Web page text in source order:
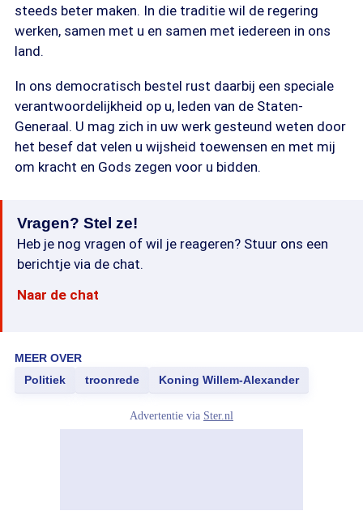
steeds beter maken. In die traditie wil de regering
werken, samen met u en samen met iedereen in ons
land.
In ons democratisch bestel rust daarbij een speciale
verantwoordelijkheid op u, leden van de Staten-
Generaal. U mag zich in uw werk gesteund weten door
het besef dat velen u wijsheid toewensen en met mij
om kracht en Gods zegen voor u bidden.
Vragen? Stel ze!
Heb je nog vragen of wil je reageren? Stuur ons een
berichtje via de chat.
Naar de chat
MEER OVER
Politiek
troonrede Koning Willem-Alexander
Advertentie via Ster.nl